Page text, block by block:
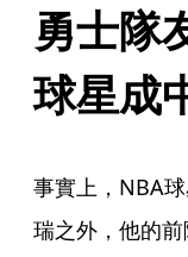
勇士隊
球星成
事實上，NBA
瑞之外，他的